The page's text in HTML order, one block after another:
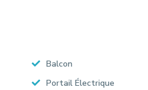
Balcon
Portail Électrique